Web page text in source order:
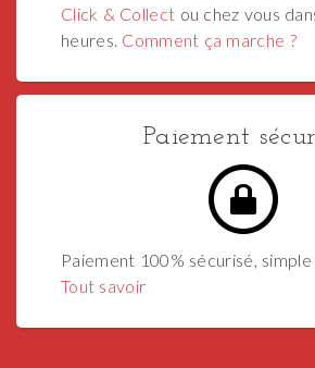
Click & Collect ou chez vous
heures. Comment ça marche ?
Paiement
Paiement 100% sécurisé,
Tout savoir